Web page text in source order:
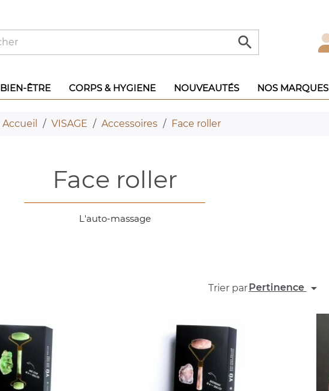

BIEN-ÊTRE CORPS & HYGIENE NOUVEAUTÉS NOS MARQUES
Accueil VISAGE Accessoires Face roller
face roller
L'auto-massage
Trier par :Pertinence